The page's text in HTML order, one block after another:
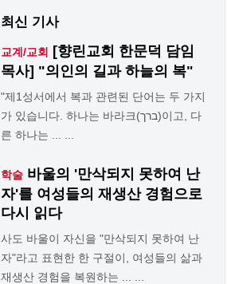
최신 기사
교계/교회
[향린교회 한문덕 담임
목사] "의인의 길과 하늘의 복"
"제1성서에서 복과 관련된 단어는 두 가지
가 있습니다. 하나는 바라크(ברך)이고, 다
른 하나는 ... ...
학술 바울의 '만삭되지 못하여 난
자'를 여성들의 재생산 경험으로
다시 읽다
사도 바울이 자신을 "만삭되지 못하여 난
자"라고 표현한 한 구절이, 여성들의 삶과
재생산 경험을 복원하는 ... ...